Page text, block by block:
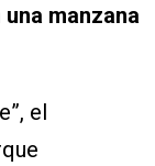
manzana
el